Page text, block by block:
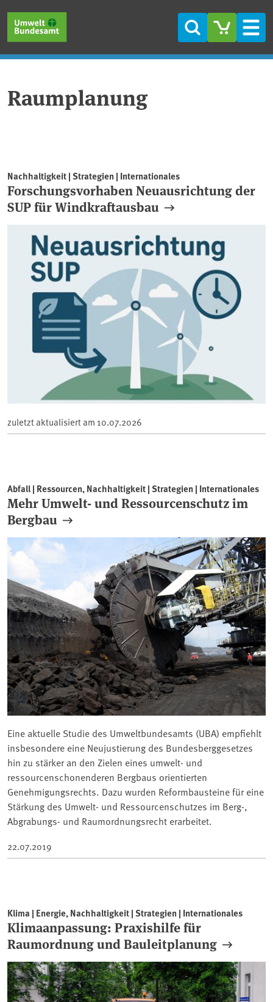
Suche
Raumplanung
Nachhaltigkeit | Strategien | Internationales
Forschungsvorhaben Neuausrichtung der
SUP für Windkraftausbau
zuletzt aktualisiert am 10.07.2026
Abfall | Ressourcen, Nachhaltigkeit | Strategien | Internationales
Mehr Umwelt- und Ressourcenschutz im
Bergbau
Eine aktuelle Studie des Umweltbundesamts (UBA) empfiehlt
insbesondere eine Neujustierung des Bundesberggesetzes
hin zu stärker an den Zielen eines umwelt- und
ressourcenschonenderen Bergbaus orientierten
Genehmigungsrechts. Dazu wurden Reformbausteine für eine
Stärkung des Umwelt- und Ressourcenschutzes im Berg-,
Abgrabungs- und Raumordnungsrecht erarbeitet.
22.07.2019
Klima | Energie, Nachhaltigkeit | Strategien | Internationales
Klimaanpassung: Praxishilfe für
Raumordnung und Bauleitplanung